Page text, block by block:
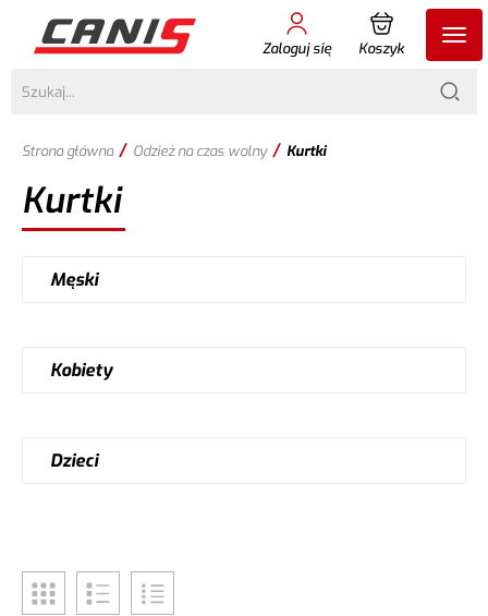
Zaloguj się Koszyk
Strona główna / Odzież na czas wolny / Kurtki
Kurtki
Męski
Kobiety
Dzieci